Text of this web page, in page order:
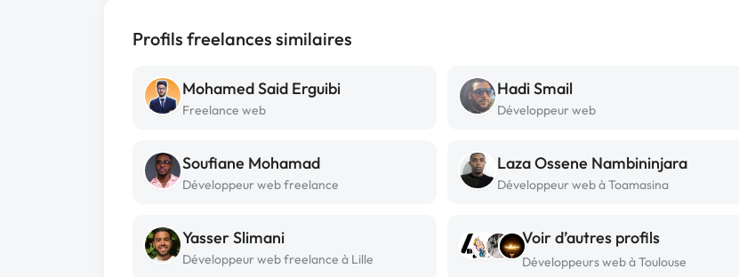
Profils freelances similaires
Mohamed Said Erguibi
Freelance web
Hadi Smail
Développeur web
Soufiane Mohamad
Développeur web freelance
Laza Ossene Nambininjara
Développeur web à Toamasina
Yasser Slimani
Développeur web freelance à Lille
Voir d’autres profils
Développeurs web à Toulouse